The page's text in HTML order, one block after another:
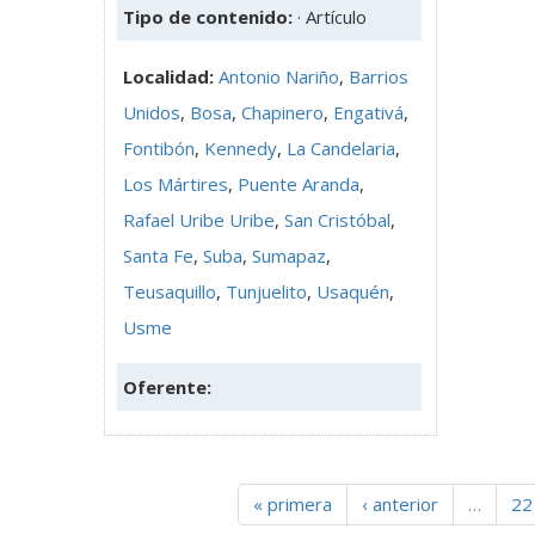
Tipo de contenido: · Artículo
Localidad: Antonio Nariño, Barrios
Unidos, Bosa, Chapinero, Engativá,
Fontibón, Kennedy, La Candelaria,
Los Mártires, Puente Aranda,
Rafael Uribe Uribe, San Cristóbal,
Santa Fe, Suba, Sumapaz,
Teusaquillo, Tunjuelito, Usaquén,
Usme
Oferente:
« primera ‹ anterior … 22